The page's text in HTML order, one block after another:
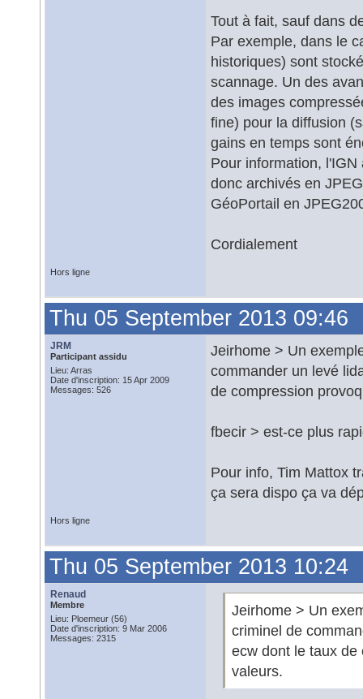
Tout à fait, sauf dans
Par exemple, dans le
historiques) sont
scannage. Un des
des images
fine) pour la diffusion
gains en temps sont
Pour information,
donc archivés en
GéoPortail en
Cordialement
Hors ligne
Thu 05 September 2013 09:46
JRM
Participant assidu
Lieu: Arras
Date d'inscription: 15 Apr 2009
Messages: 526
Jeirhome > Un
commander un levé
de compression
fbecir > est-ce plus
Pour info, Tim Mattox
ça sera dispo ça va
Hors ligne
Thu 05 September 2013 10:24
Renaud
Membre
Lieu: Ploemeur (56)
Date d'inscription: 9 Mar 2006
Messages: 2315
Jeirhome > Un
criminel de
ecw dont le taux
valeurs.